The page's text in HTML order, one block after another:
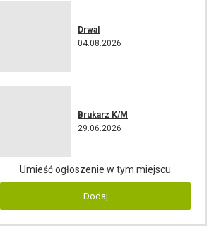
Drwal
04.08.2026
Brukarz K/M
29.06.2026
Umieść ogłoszenie w tym miejscu
Dodaj